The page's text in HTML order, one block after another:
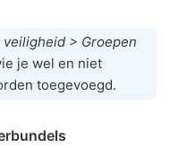
> Groepen
je wel en niet
toegevoegd.